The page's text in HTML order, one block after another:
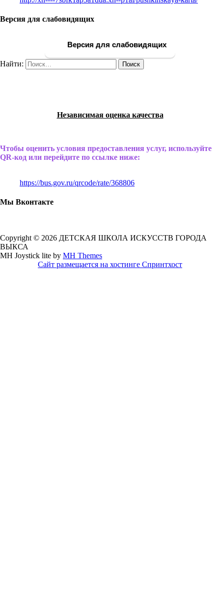
Версия для слабовидящих
Версия для слабовидящих
Найти:
Независимая оценка качества
Чтобы оценить условия предоставления услуг, используйте
QR-код или перейдите по ссылке ниже:
https://bus.gov.ru/qrcode/rate/368806
Мы Вконтакте
Copyright © 2026 ДЕТСКАЯ ШКОЛА ИСКУССТВ ГОРОДА
ВЫКСА
MH Joystick lite by MH Themes
Сайт размещается на хостинге Спринтхост